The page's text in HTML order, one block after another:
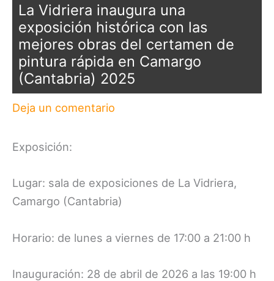
La Vidriera inaugura una
exposición histórica con las
mejores obras del certamen de
pintura rápida en Camargo
(Cantabria) 2025
Deja un comentario
Exposición:
Lugar: sala de exposiciones de La Vidriera,
Camargo (Cantabria)
Horario: de lunes a viernes de 17:00 a 21:00 h
Inauguración: 28 de abril de 2026 a las 19:00 h